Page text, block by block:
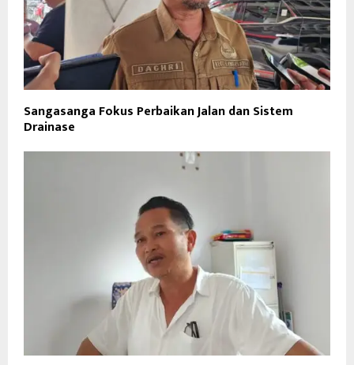
Sangasanga Fokus Perbaikan Jalan dan Sistem
Drainase